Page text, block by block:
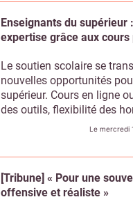
Enseignants du
expertise grâce aux
Le soutien scolaire se
nouvelles opportunités
supérieur. Cours en ligne
des outils, flexibilité des
Le mercredi
[Tribune] « Pour une
offensive et réaliste »